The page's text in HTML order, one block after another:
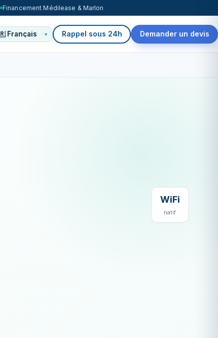
Financement Médilease & Marlon
Rappel sous 24h Demander un devis
WiFi
natif